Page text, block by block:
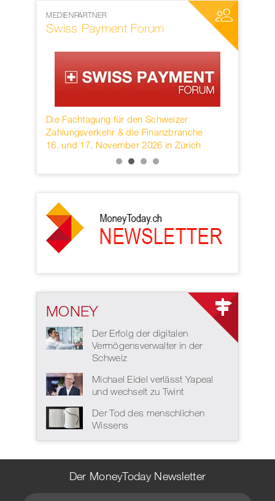
MEDIENPARTNER
Swiss Payment Forum
Die Fachtagung für den Schweizer
Zahlungsverkehr & die Finanzbranche
16. und 17. November 2026 in Zürich
MONEY
Der Erfolg der digitalen
Vermögensverwalter in der
Schweiz
Michael Eidel verlässt Yapeal
und wechselt zu Twint
Der Tod des menschlichen
Wissens
Der MoneyToday Newsletter